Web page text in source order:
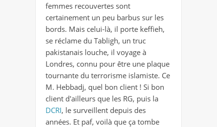
femmes recouvertes sont
certainement un peu barbus sur les
bords. Mais celui-là, il porte keffieh,
se réclame du Tabligh, un truc
pakistanais louche, il voyage à
Londres, connu pour être une plaque
tournante du terrorisme islamiste. Ce
M. Hebbadj, quel bon client ! Si bon
client d'ailleurs que les RG, puis la
DCRI, le surveillent depuis des
années. Et paf, voilà que ça tombe